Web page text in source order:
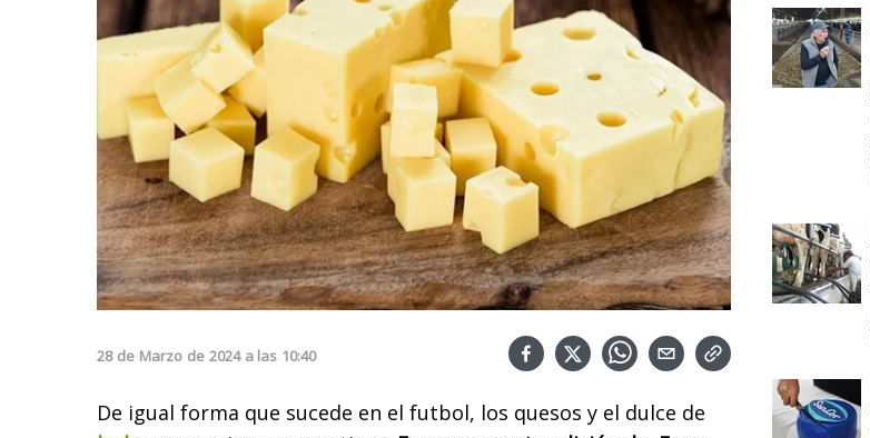
28 de Marzo de 2024 a las 10:40
De igual forma que sucede en el futbol, los quesos y el dulce de